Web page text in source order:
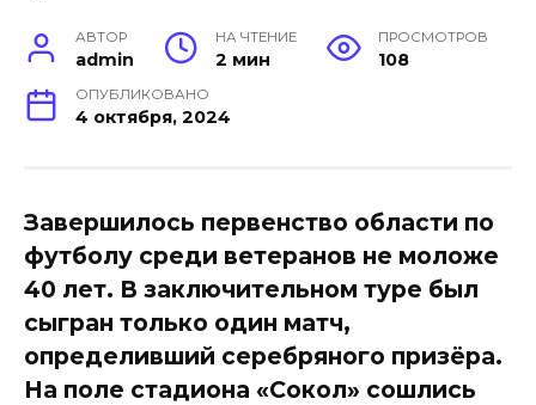
АВТОР
admin
НА ЧТЕНИЕ
2 мин
ПРОСМОТРОВ
108
ОПУБЛИКОВАНО
4 октября, 2024
Завершилось первенство области по
футболу среди ветеранов не моложе
40 лет. В заключительном туре был
сыгран только один матч,
определивший серебряного призёра.
На поле стадиона «Сокол» сошлись